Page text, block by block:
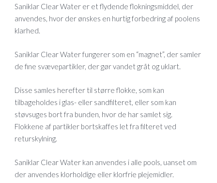
Saniklar Clear Water er et flydende flokningsmiddel, der
anvendes, hvor der ønskes en hurtig forbedring af poolens
klarhed.
Saniklar Clear Water fungerer som en “magnet”, der samler
de fine svævepartikler, der gør vandet gråt og uklart.
Disse samles herefter til større flokke, som kan
tilbageholdes i glas- eller sandfilteret, eller som kan
støvsuges bort fra bunden, hvor de har samlet sig.
Flokkene af partikler bortskaffes let fra filteret ved
returskylning.
Saniklar Clear Water kan anvendes i alle pools, uanset om
der anvendes klorholdige eller klorfrie plejemidler.